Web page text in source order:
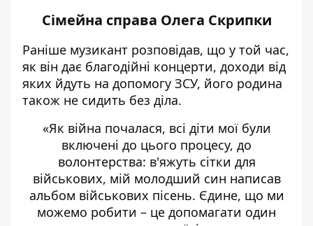
Сімейна справа Олега Скрипки
Раніше музикант розповідав, що у той час,
як він дає благодійні концерти, доходи від
яких йдуть на допомогу ЗСУ, його родина
також не сидить без діла.
«Як війна почалася, всі діти мої були
включені до цього процесу, до
волонтерства: в'яжуть сітки для
військових, мій молодший син написав
альбом військових пісень. Єдине, що ми
можемо робити – це допомагати один